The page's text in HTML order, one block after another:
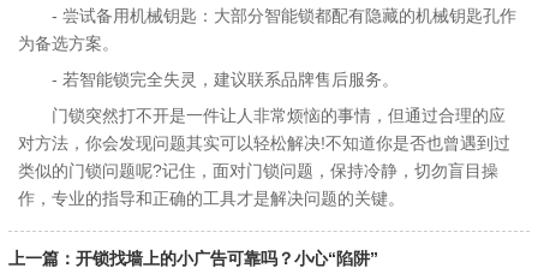
- 尝试备用机械钥匙：大部分智能锁都配有隐藏的机械钥匙孔作
为备选方案。
- 若智能锁完全失灵，建议联系品牌售后服务。
门锁突然打不开是一件让人非常烦恼的事情，但通过合理的应
对方法，你会发现问题其实可以轻松解决!不知道你是否也曾遇到过
类似的门锁问题呢?记住，面对门锁问题，保持冷静，切勿盲目操
作，专业的指导和正确的工具才是解决问题的关键。
上一篇：开锁找墙上的小广告可靠吗？小心“陷阱”